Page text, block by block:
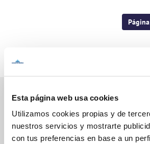
Esta página web usa cookies
Utilizamos cookies propias y de
nuestros servicios y mostrarte
con tus preferencias en base a un
Inicio